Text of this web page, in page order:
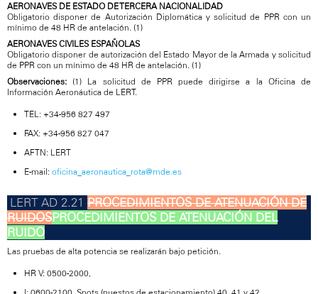
AERONAVES DE ESTADO DE TERCERA NACIONALIDAD
Obligatorio disponer de Autorización Diplomática y solicitud de PPR con un
mínimo de 48 HR de antelación. (1)
AERONAVES CIVILES ESPAÑOLAS
Obligatorio disponer de autorización del Estado Mayor de la Armada y solicitud
de PPR con un mínimo de 48 HR de antelación. (1)
Observaciones: (1) La solicitud de PPR puede dirigirse a la Oficina de
Información Aeronáutica de LERT.
TEL: +34-956 827 497
FAX: +34-956 827 047
AFTN: LERT
E-mail: oficina_aeronautica_rota@mde.es
PROCEDIMIENTOS DE ATENUACIÓN DE
RUIDOSPROCEDIMIENTOS DE ATENUACIÓN DEL
RUIDO
Las pruebas de alta potencia se realizarán bajo petición.
HR V: 0500-2000,